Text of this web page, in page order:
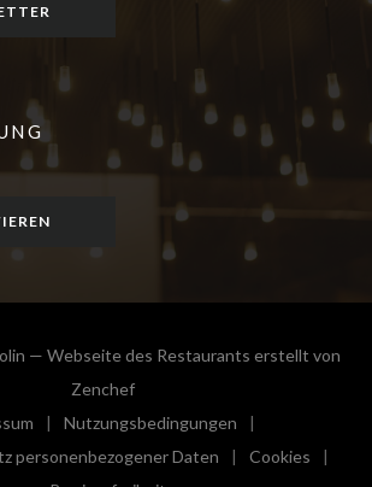
— Webseite des Restaurants erstellt von
Zenchef((öffnet ein neues Fenster))
((öffnet ein neues Fenster))
Nutzungsbedingungen
((öffnet ein neues Fenster))
personenbezogener Daten
((öffnet ein neues Fenster))
Cookies
((öffnet